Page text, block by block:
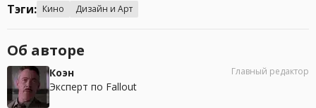
Тэги: Кино Дизайн и Арт
Об авторе
Коэн
Эксперт по Fallout
Главный редактор